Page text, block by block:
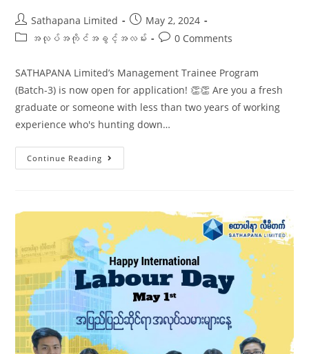
Sathapana Limited
May 2, 2024
အလုပ်အကိုင်အခွင့်အလမ်း
0 Comments
SATHAPANA Limited’s Management Trainee Program
(Batch-3) is now open for application! 👏👏 Are you a fresh
graduate or someone with less than two years of working
experience who's hunting down…
Continue Reading